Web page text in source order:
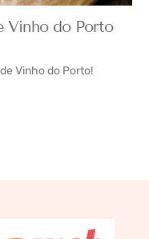
Vinho do Porto
Vinho do Porto!